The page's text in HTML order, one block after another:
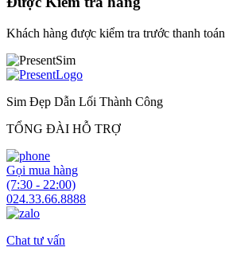
Khách hàng được kiểm tra trước thanh toán
Sim Đẹp Dẫn Lối Thành Công
TỔNG ĐÀI HỖ TRỢ
Gọi mua hàng
(7:30 - 22:00)
024.33.66.8888
Chat tư vấn